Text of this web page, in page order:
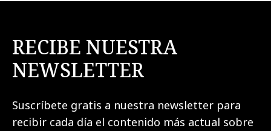
RECIBE NUESTRA
NEWSLETTER
Suscríbete gratis a nuestra newsletter para
recibir cada día el contenido más actual sobre